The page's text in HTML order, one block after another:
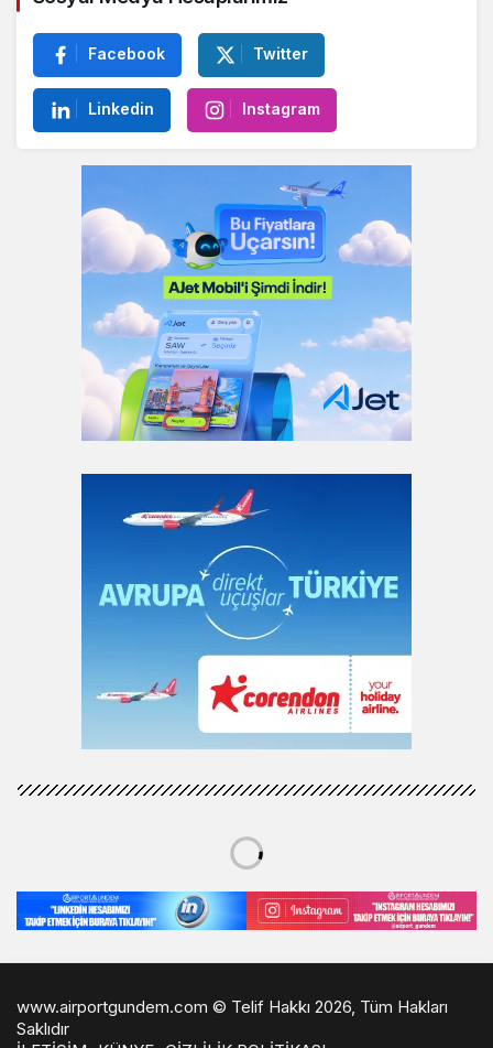
Facebook Twitter
Linkedin Instagram
www.airportgundem.com © Telif Hakkı 2026, Tüm Hakları
Saklıdır